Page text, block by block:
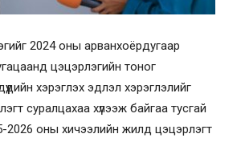
2024 оны арванхоёрдугаар
цэцэрлэгийн тоног
хэрэглэх эдлэл хэрэглэлийг
суралцахаа хүлээж байгаа тусгай
2026 оны хичээлийн жилд цэцэрлэгт